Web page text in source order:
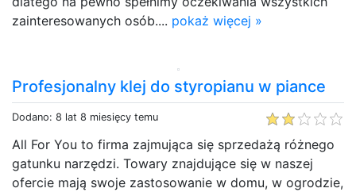
zainteresowanych osób.... pokaż więcej »
Profesjonalny klej do styropianu w piance
Dodano: 8 lat 8 miesięcy temu
All For You to firma zajmująca się sprzedażą różnego
gatunku narzędzi. Towary znajdujące się w naszej
ofercie mają swoje zastosowanie w domu, w ogrodzie,